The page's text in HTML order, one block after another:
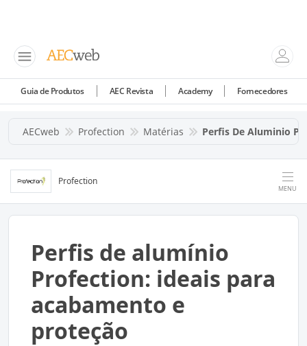
Guia de Produtos AEC Revista Academy Fornecedores
AECweb Profection Matérias Perfis De Aluminio
Profection
MENU
Perfis de alumínio
Profection: ideais para
acabamento e
proteção